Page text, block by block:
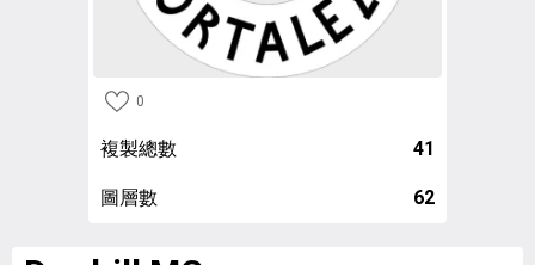
0
複製總數 41
圖層數 62